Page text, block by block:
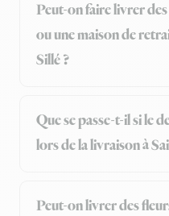
Peut-on faire livrer
ou une maison de
Sillé ?
Que se passe-t-il si le
lors de la livraison à
Peut-on livrer des